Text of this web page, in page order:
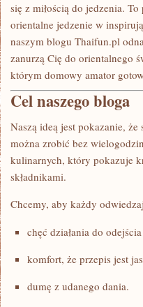
się z miłością do jedzenia.
orientalne jedzenie w
naszym blogu Thaifun.pl
zanurzą Cię do orientalnego
którym domowy amator
Cel naszego bloga
Naszą ideą jest pokazanie,
można zrobić bez
kulinarnych, który pokazuje
składnikami.
Chcemy, aby każdy
chęć działania do
komfort, że przepis jest
dumę z udanego dania.